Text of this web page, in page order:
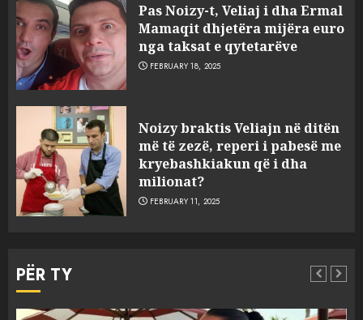
Pas Noizy-t, Veliaj i dha Ermal
Mamaqit dhjetëra mijëra euro
nga taksat e qytetarëve
FEBRUARY 18, 2025
Noizy braktis Veliajn në ditën
më të zezë, reperi i pabesë me
kryebashkiakun që i dha
milionat?
FEBRUARY 11, 2025
PËR TY
3
sulmuan “One Albania”,
ngjarja u fsheh. A u vodhën
serverat?
MARCH 25, 2025
4 MARCH 25, 2025